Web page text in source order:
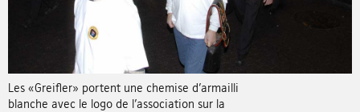
Les «Greifler» portent une chemise d’armailli
blanche avec le logo de l’association sur la